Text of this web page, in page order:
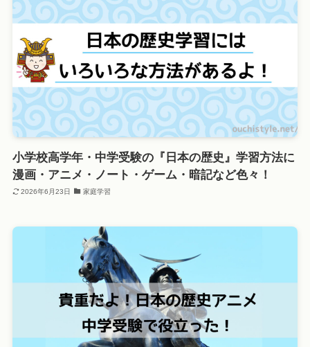
小学校高学年・中学受験の『日本の歴史』学習方法に
漫画・アニメ・ノート・ゲーム・暗記など色々！
2026年6月23日 家庭学習